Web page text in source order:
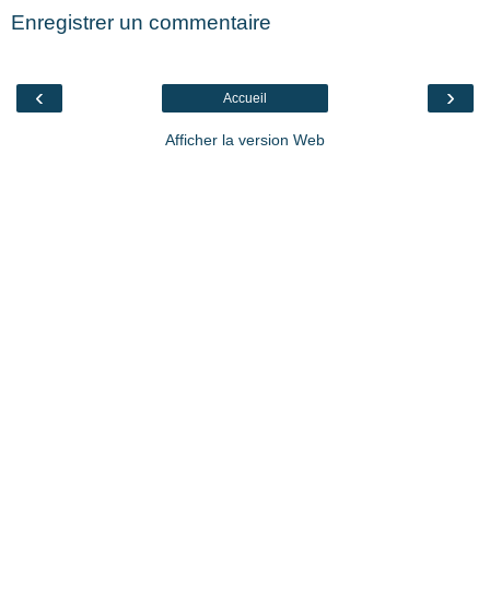
Enregistrer un commentaire
‹ ›
Accueil
Afficher la version Web